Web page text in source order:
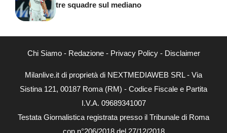
tre squadre sul mediano
Chi Siamo- Redazione- Privacy Policy- Disclaimer
Milanlive.it di proprietà di NEXTMEDIAWEB SRL - Via
Sistina 121, 00187 Roma (RM) - Codice Fiscale e Partita
I.V.A. 09689341007
Testata Giornalistica registrata presso il Tribunale di Roma
con n°206/2018 del 27/12/2018